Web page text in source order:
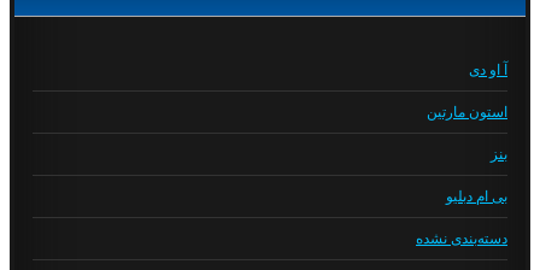
آ او دی
استون مارتین
بنز
بی ام دبلیو
دسته‌بندی نشده